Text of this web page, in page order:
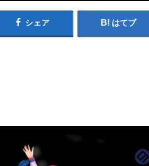
シェア はてブ